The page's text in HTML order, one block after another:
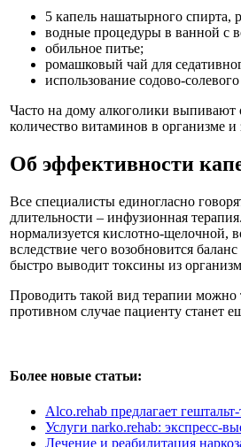
5 капель нашатырного спирта,
водные процедуры в ванной с
обильное питье;
ромашковый чай для
использование содово-солевого
Часто на дому алкоголики
количество витаминов в организме и
Об эффективности
Все специалисты единогласно
длительности – инфузионная
нормализуется кислотно-щелочной,
вследствие чего возобновится
быстро выводит токсины из
Проводить такой вид терапии можно
противном случае пациенту станет
Более новые статьи:
Аlco.rehab предлагает
Услуги narko.rehab: экспресс-
Лечение и реабилитация